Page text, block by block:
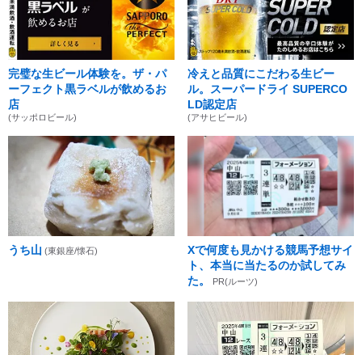
完璧な生ビール体験を。ザ・パ
ーフェクト黒ラベルが飲めるお
店
(サッポロビール)
冷えと品質にこだわる生ビー
ル。スーパードライ SUPERCO
LD認定店
(アサヒビール)
うち山 (東銀座/懐石)
Xで何度も見かける競馬予想サイ
ト、本当に当たるのか試してみ
た。
PR(ルーツ)